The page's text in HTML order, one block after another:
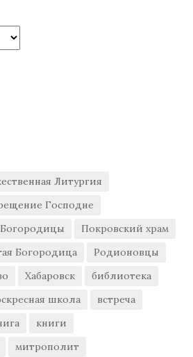
Литургия
Господне
Покровский храм
Богородица
Родионовцы
Хабаровск
библиотека
школа
встреча
книги
митрополит